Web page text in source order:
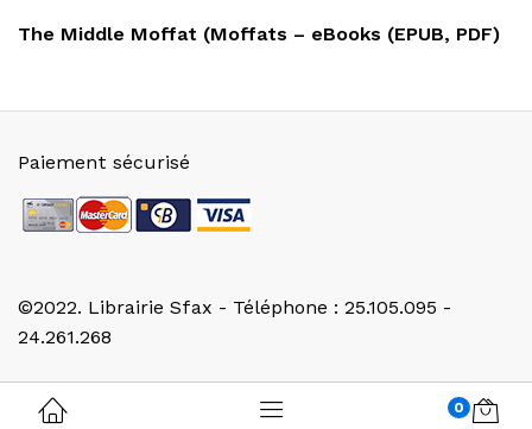
Post
The Middle Moffat (Moffats – eBooks (EPUB, PDF)
©2022. Librairie Sfax - Téléphone : 25.105.095 -
24.261.268
Paiement sécurisé
0